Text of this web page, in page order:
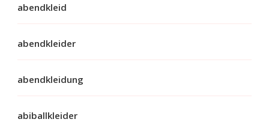
abendkleid
abendkleider
abendkleidung
abiballkleider